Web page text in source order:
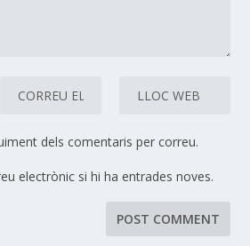
dels comentaris per correu.
electrònic si hi ha entrades noves.